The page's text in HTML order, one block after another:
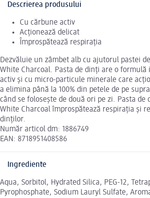
Descrierea produsului
Cu cărbune activ
Acționează delicat
Împrospătează respirația
Dezvăluie un zâmbet alb cu ajutorul pastei
White Charcoal. Pasta de dinți are o formulă
activ și cu micro-particule minerale care
a elimina până la 100% din petele de pe
când se folosește de două ori pe zi. Pasta de
White Charcoal împrospătează respirația și
dinților.
Număr articol dm: 1886749
EAN: 8718951408586
Ingrediente
Aqua, Sorbitol, Hydrated Silica, PEG-12,
Pyrophosphate, Sodium Lauryl Sulfate,